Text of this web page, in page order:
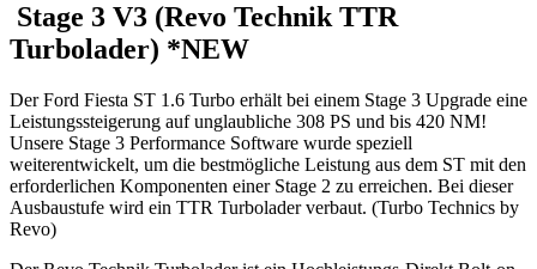
Stage 3 V3 (Revo Technik TTR
Turbolader) *NEW
Der Ford Fiesta ST 1.6 Turbo erhält bei einem Stage 3 Upgrade eine
Leistungssteigerung auf unglaubliche 308 PS und bis 420 NM!
Unsere Stage 3 Performance Software wurde speziell
weiterentwickelt, um die bestmögliche Leistung aus dem ST mit den
erforderlichen Komponenten einer Stage 2 zu erreichen. Bei dieser
Ausbaustufe wird ein TTR Turbolader verbaut. (Turbo Technics by
Revo)